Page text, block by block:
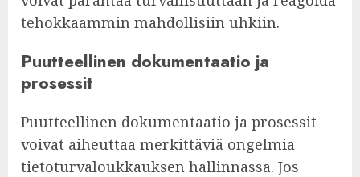
tehokkaammin mahdollisiin uhkiin.
Puutteellinen dokumentaatio ja
prosessit
Puutteellinen dokumentaatio ja prosessit
voivat aiheuttaa merkittäviä ongelmia
tietoturvaloukkauksen hallinnassa. Jos